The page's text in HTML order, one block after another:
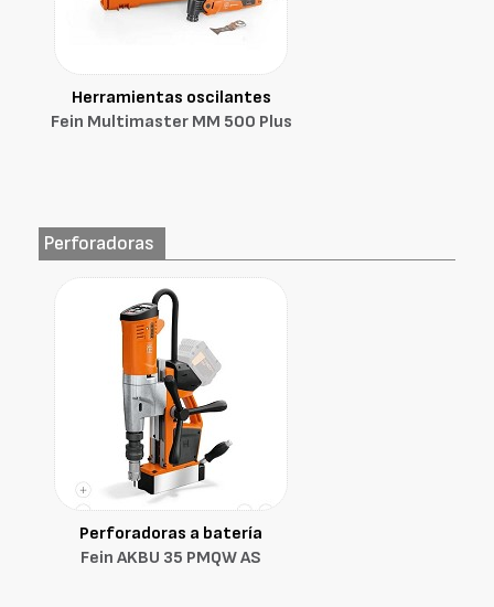
Herramientas oscilantes
Fein Multimaster MM 500 Plus
Perforadoras
Perforadoras a batería
Fein AKBU 35 PMQW AS